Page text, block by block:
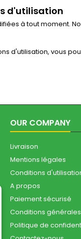
d'utilisation
à tout moment.
d'utilisation, vous
OUR COMPANY
Livraison
Mentions légales
Conditions
A propos
Paiement sécurisé
Conditions
Politique de